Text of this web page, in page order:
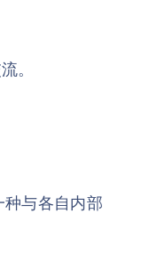
。
与各自内部